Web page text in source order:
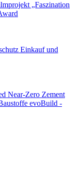
„Faszination
Einkauf und
Near-Zero Zement
evoBuild -